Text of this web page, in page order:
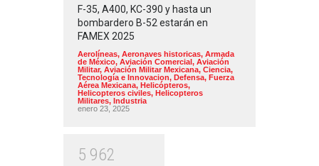
F-35, A400, KC-390 y hasta un
bombardero B-52 estarán en
FAMEX 2025
Aerolíneas, Aeronaves historicas, Armada
de México, Aviación Comercial , Aviación
Militar, Aviación Militar Mexicana, Ciencia,
Tecnología e Innovacion, Defensa, Fuerza
Aérea Mexicana, Helicópteros,
Helicopteros civiles, Helicopteros
Militares, Industria
enero 23, 2025
5 962